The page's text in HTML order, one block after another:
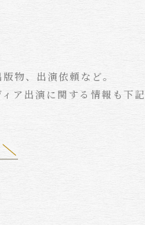
物、出演依頼など。
ア出演に関する情報も下記